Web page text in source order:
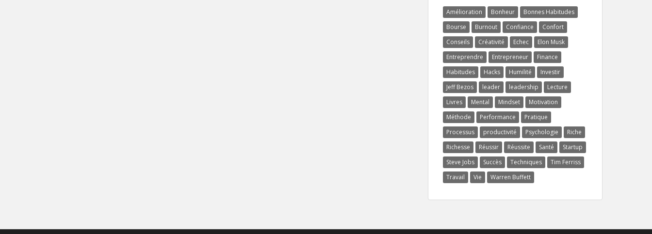
Amélioration Bonheur
Bonnes Habitudes
Bourse
Burnout Confiance
Confort
Conseils
Créativité Echec
Elon Musk
Entreprendre
Entrepreneur
Finance
Habitudes
Hacks Humilité
Investir
Jeff Bezos
leader leadership
Lecture
Livres
Mental Mindset
Motivation
Méthode
Performance
Pratique
Processus
productivité Psychologie
Riche
Richesse
Réussir Réussite Santé
Startup
Steve Jobs
Succès Techniques
Tim Ferriss
Travail
Vie Warren Buffett